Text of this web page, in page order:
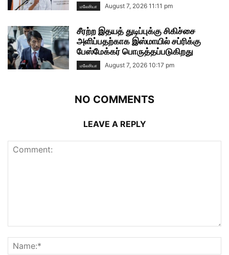
மலேசியா August 7, 2026 11:11 pm
சீரற்ற இதயத் துடிப்புக்கு சிகிச்சை
அளிப்பதற்காக இஸ்மாயில் சப்ரிக்கு
பேஸ்மேக்கர் பொருத்தப்படுகிறது
மலேசியா August 7, 2026 10:17 pm
NO COMMENTS
LEAVE A REPLY